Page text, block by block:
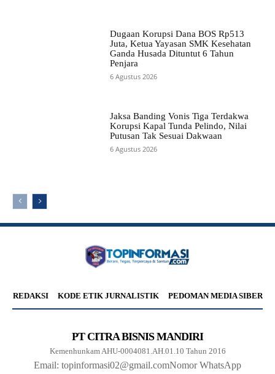
Dugaan Korupsi Dana BOS Rp513
Juta, Ketua Yayasan SMK Kesehatan
Ganda Husada Dituntut 6 Tahun
Penjara
6 Agustus 2026
Jaksa Banding Vonis Tiga Terdakwa
Korupsi Kapal Tunda Pelindo, Nilai
Putusan Tak Sesuai Dakwaan
6 Agustus 2026
REDAKSI KODE ETIK JURNALISTIK PEDOMAN MEDIA SIBER
PT CITRA BISNIS MANDIRI
Kemenhunkam AHU-0004081.AH.01.10 Tahun 2016
Email: topinformasi02@gmail.comNomor WhatsApp